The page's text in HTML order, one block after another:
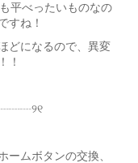
平べったいものなの
すね！
どになるので、異変
！
ームボタンの交換、